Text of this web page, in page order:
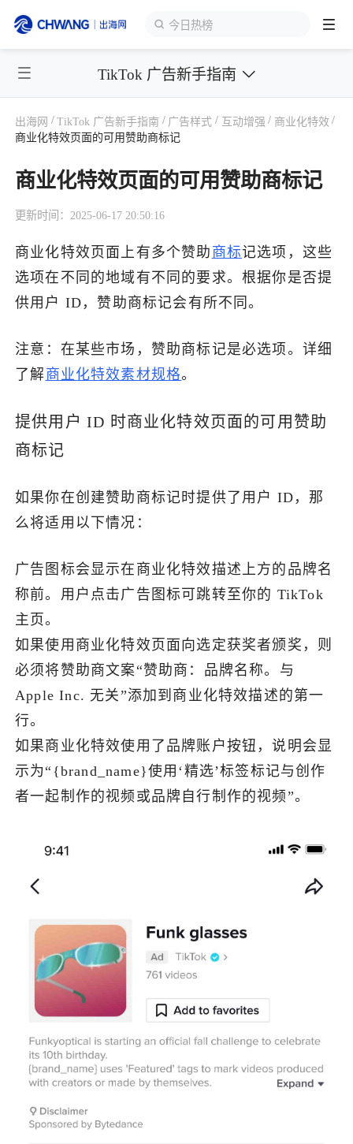
海外货盘
跨境展会
出海服务
出海资讯
出海导航
了解出海网
TikTok 广告新手指南
出海网 / TikTok 广告新手指南 / 广告样式 / 互动增强 / 商业化特效 /
商业化特效页面的可用赞助商标记
商业化特效页面的可用赞助商标记
更新时间：2025-06-17 20:50:16
商业化特效页面上有多个赞助 商标记选项，这些
选项在不同的地域有不同的要求。根据你是否提
供用户 ID，赞助商标记会有所不同。
注意 ：在某些市场，赞助商标记是必选项。详细
了解商业化特效素材规格。
提供用户 ID 时商业化特效页面的可用赞助
商标记
如果你在创建赞助商标记时提供了用户 ID，那
么将适用以下情况：
广告图标会显示在商业化特效描述上方的品牌名
称前。用户点击广告图标可跳转至你的 TikTok
主页。
如果使用商业化特效页面向选定获奖者颁奖，则
必须将赞助商文案“赞助商：品牌名称。与
Apple Inc. 无关”添加到商业化特效描述的第一
行。
如果商业化特效使用了品牌账户按钮，说明会显
示为“{brand_name}使用‘精选’标签标记与创作
者一起制作的视频或品牌自行制作的视频”。